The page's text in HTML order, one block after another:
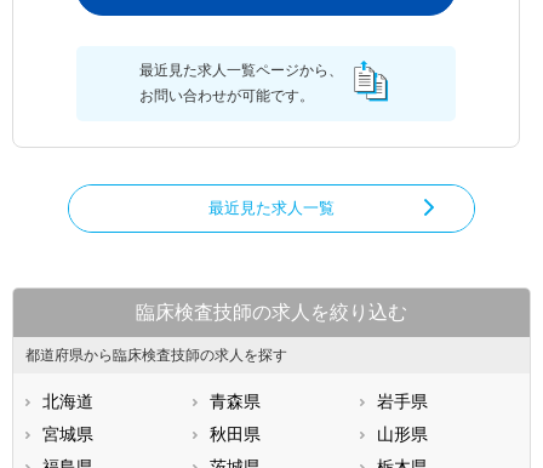
最近見た求人一覧ページから、
お問い合わせが可能です。
最近見た求人一覧
臨床検査技師の求人を絞り込む
都道府県から臨床検査技師の求人を探す
北海道 青森県
岩手県
宮城県
秋田県
山形県